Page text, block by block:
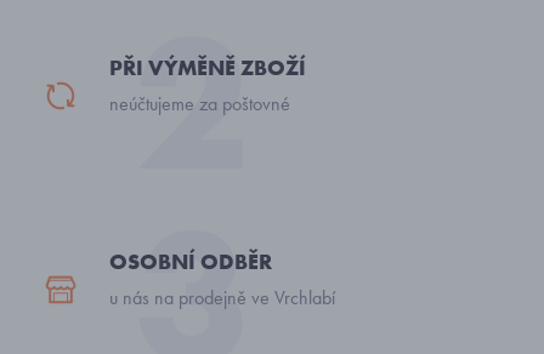
PŘI VÝMĚNĚ ZBOŽÍ
neúčtujeme za poštovné
OSOBNÍ ODBĚR
u nás na prodejně ve Vrchlabí